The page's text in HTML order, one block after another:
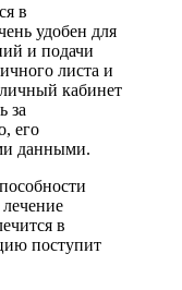
в
удобен для
и подачи
листа и
кабинет
за
его
данными.
в
поступит